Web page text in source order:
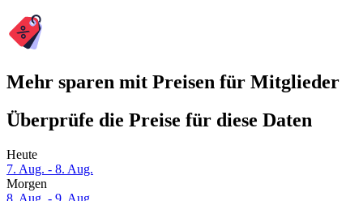
Mehr sparen mit Preisen für Mitglieder
Überprüfe die Preise für diese Daten
Heute
7. Aug. - 8. Aug.
Morgen
8. Aug. - 9. Aug.